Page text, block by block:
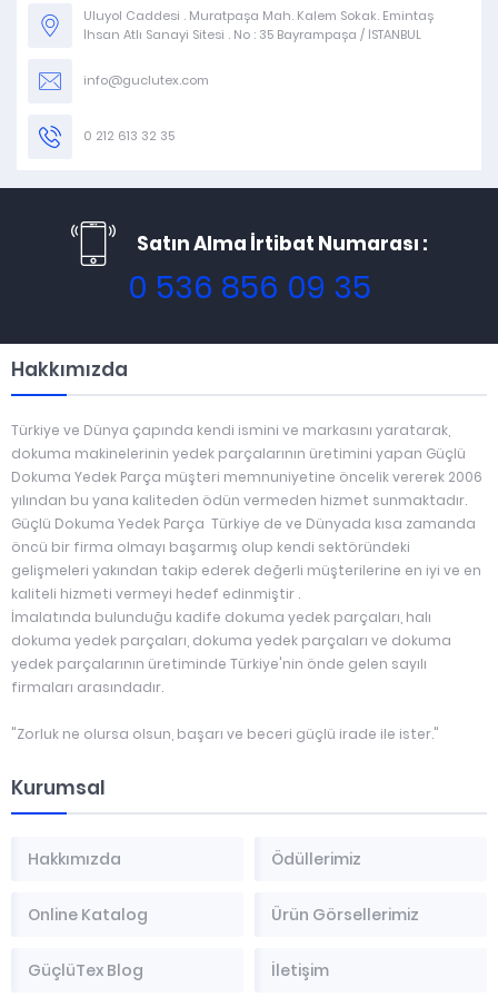
Uluyol Caddesi . Muratpaşa Mah. Kalem Sokak. Emintaş
İhsan Atlı Sanayi Sitesi . No : 35 Bayrampaşa / İSTANBUL
info@guclutex.com
0 212 613 32 35
Satın Alma İrtibat Numarası :
0 536 856 09 35
Hakkımızda
Türkiye ve Dünya çapında kendi ismini ve markasını yaratarak,
dokuma makinelerinin yedek parçalarının üretimini yapan Güçlü
Dokuma Yedek Parça müşteri memnuniyetine öncelik vererek 2006
yılından bu yana kaliteden ödün vermeden hizmet sunmaktadır.
Güçlü Dokuma Yedek Parça Türkiye de ve Dünyada kısa zamanda
öncü bir firma olmayı başarmış olup kendi sektöründeki
gelişmeleri yakından takip ederek değerli müşterilerine en iyi ve en
kaliteli hizmeti vermeyi hedef edinmiştir .
İmalatında bulunduğu kadife dokuma yedek parçaları, halı
dokuma yedek parçaları, dokuma yedek parçaları ve dokuma
yedek parçalarının üretiminde Türkiye'nin önde gelen sayılı
firmaları arasındadır.
"Zorluk ne olursa olsun, başarı ve beceri güçlü irade ile ister."
Kurumsal
Hakkımızda Ödüllerimiz
Online Katalog Ürün Görsellerimiz
GüçlüTex Blog İletişim